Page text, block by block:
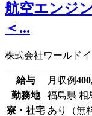
航空エンジ
＜...
株式会社ワールド
給与 月収例
勤務地
福島県 相
寮・社宅 あり（無